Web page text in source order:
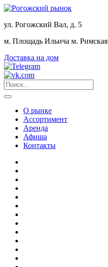
ул. Рогожский Вал, д. 5
м. Площадь Ильича м. Римская
Доставка на дом
О рынке
Ассортимент
Аренда
Афиша
Контакты